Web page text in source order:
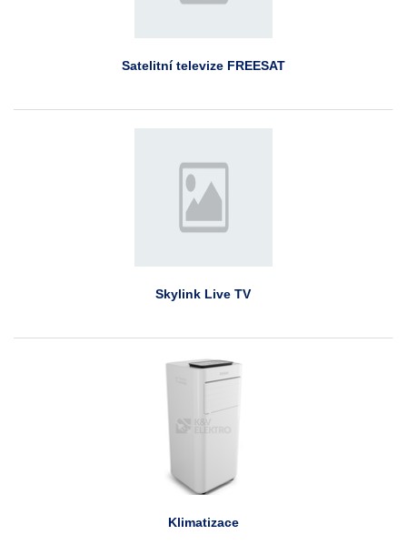
Satelitní televize FREESAT
Skylink Live TV
Klimatizace